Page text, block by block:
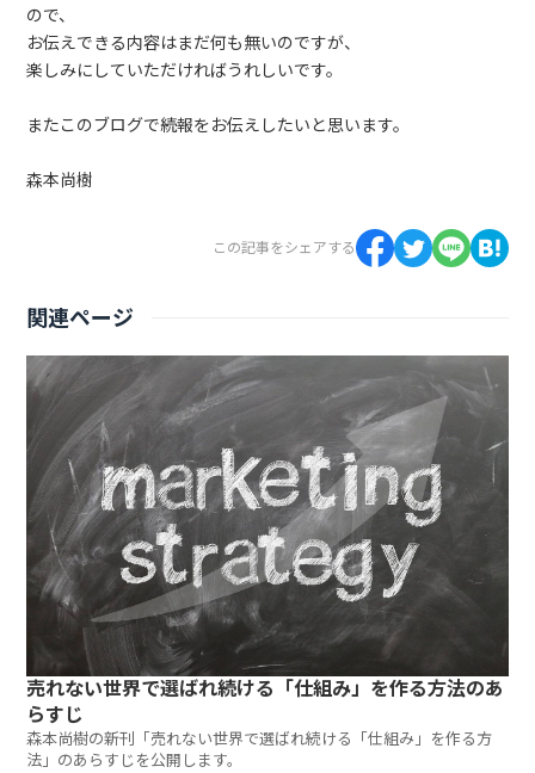
ので、
お伝えできる内容はまだ何も無いのですが、
楽しみにしていただければうれしいです。
またこのブログで続報をお伝えしたいと思います。
森本尚樹
この記事をシェアする
関連ページ
売れない世界で選ばれ続ける「仕組み」を作る方法のあ
らすじ
森本尚樹の新刊「売れない世界で選ばれ続ける「仕組み」を作る方
法」のあらすじを公開します。